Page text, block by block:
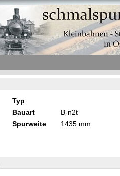
Typ
Bauart
B-n2t
Spurweite 1435 mm